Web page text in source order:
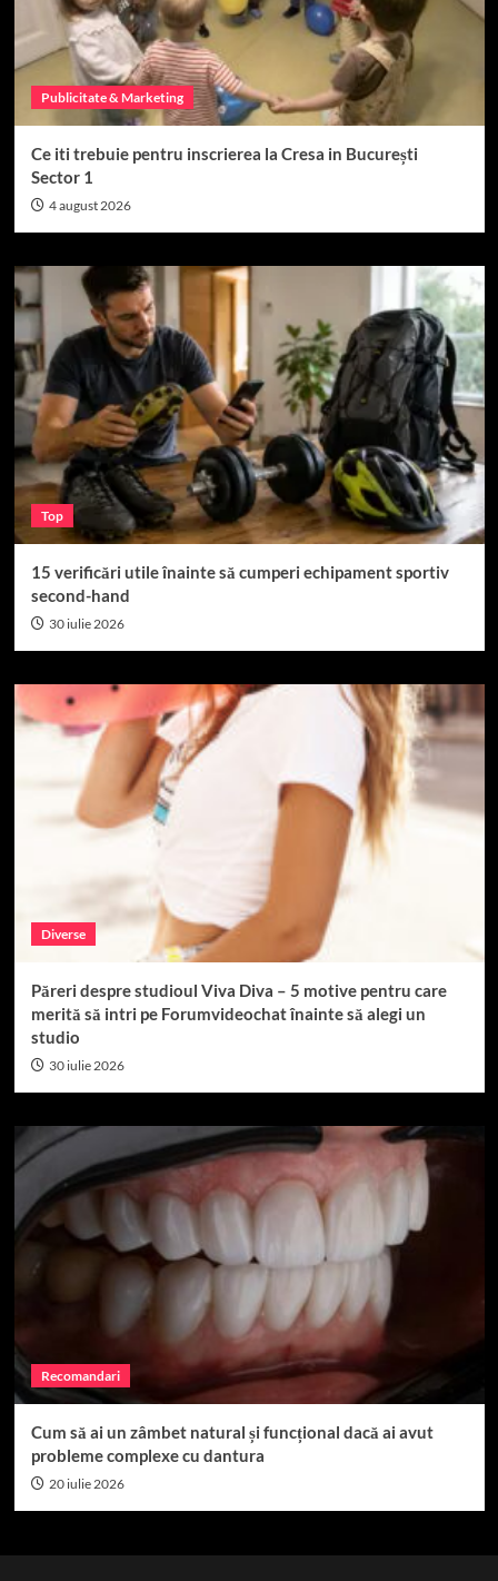
Publicitate & Marketing
Ce iti trebuie pentru inscrierea la Cresa in București
Sector 1
4 august 2026
Top
15 verificări utile înainte să cumperi echipament sportiv
second-hand
30 iulie 2026
Diverse
Păreri despre studioul Viva Diva – 5 motive pentru care
merită să intri pe Forumvideochat înainte să alegi un
studio
30 iulie 2026
Recomandari
Cum să ai un zâmbet natural și funcțional dacă ai avut
probleme complexe cu dantura
20 iulie 2026